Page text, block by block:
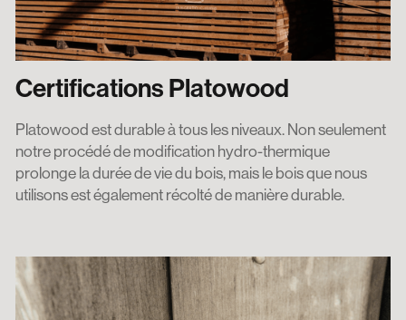
Certifications Platowood
Platowood est durable à tous les niveaux. Non seulement
notre procédé de modification hydro-thermique
prolonge la durée de vie du bois, mais le bois que nous
utilisons est également récolté de manière durable.